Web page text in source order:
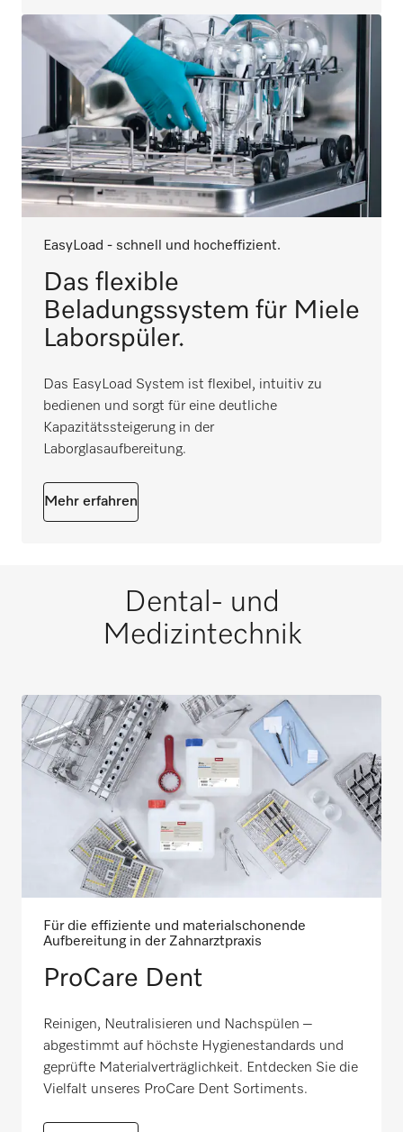
EasyLoad - schnell und hocheffizient.
Das flexible
Beladungssystem für Miele
Laborspüler.
Das EasyLoad System ist flexibel, intuitiv zu
bedienen und sorgt für eine deutliche
Kapazitätssteigerung in der
Laborglasaufbereitung.
Mehr erfahren
Dental- und
Medizintechnik
Für die effiziente und materialschonende
Aufbereitung in der Zahnarztpraxis
ProCare Dent
Reinigen, Neutralisieren und Nachspülen –
abgestimmt auf höchste Hygienestandards und
geprüfte Materialverträglichkeit. Entdecken Sie die
Vielfalt unseres ProCare Dent Sortiments.